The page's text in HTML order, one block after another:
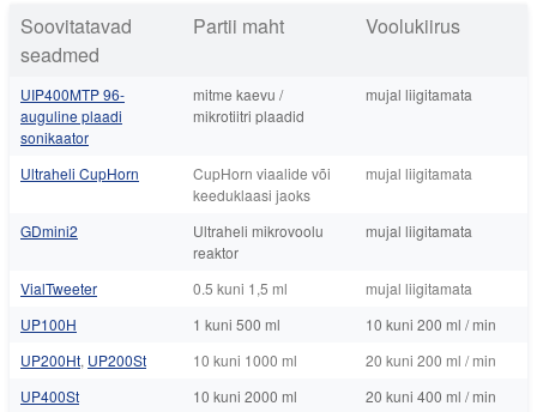
Soovitatavad
seadmed
Partii maht Voolukiirus
UIP400MTP 96-
auguline plaadi
sonikaator
mitme kaevu /
mikrotiitri plaadid
mujal liigitamata
Ultraheli CupHorn
CupHorn viaalide või
keeduklaasi jaoks
mujal liigitamata
GDmini2
Ultraheli mikrovoolu
reaktor
mujal liigitamata
VialTweeter 0.5 kuni 1,5 ml
mujal liigitamata
UP100H
1 kuni 500 ml
10 kuni 200 ml / min
UP200Ht, UP200St 10 kuni 1000 ml
20 kuni 200 ml / min
UP400St
10 kuni 2000 ml
20 kuni 400 ml / min